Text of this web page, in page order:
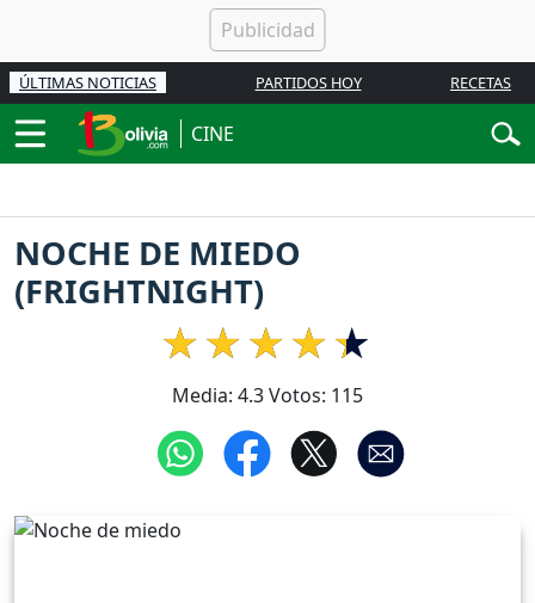
ÚLTIMAS NOTICIAS PARTIDOS HOY RECETAS
CINE
NOCHE DE MIEDO
(FRIGHTNIGHT)
Media: 4.3Votos: 115